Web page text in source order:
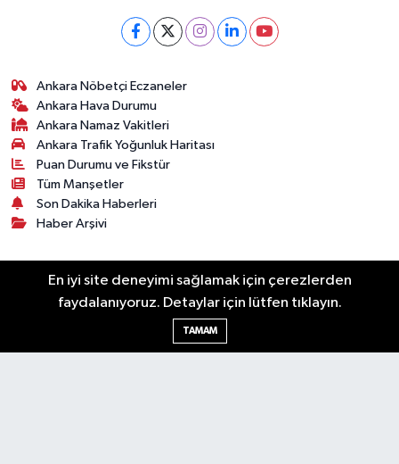
Ankara Nöbetçi Eczaneler
Ankara Hava Durumu
Ankara Namaz Vakitleri
Ankara Trafik Yoğunluk Haritası
Puan Durumu ve Fikstür
Tüm Manşetler
Son Dakika Haberleri
Haber Arşivi
Künye Ekonomi Gündem Yazarlar
Spor
Sonsöz Özel
En iyi site deneyimi sağlamak için çerezlerden
faydalanıyoruz. Detaylar için lütfen tıklayın.
TAMAM